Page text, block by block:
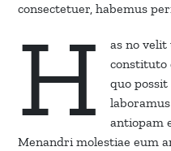
consectetuer, habemus
H
as no
constituto
quo
antiopam
Menandri molestiae eum